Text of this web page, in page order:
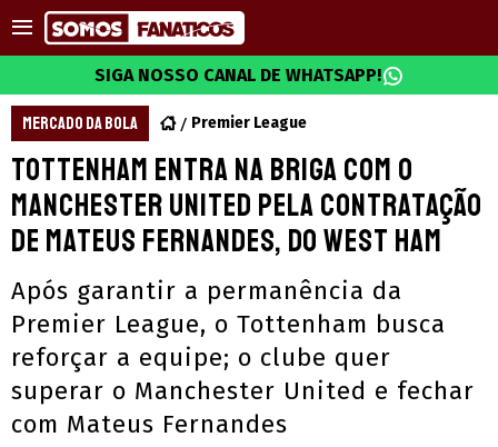
SIGA NOSSO CANAL DE WHATSAPP!
MERCADO DA BOLA Premier League
Tottenham entra na briga com o
Manchester United pela contratação
de Mateus Fernandes, do West Ham
Após garantir a permanência da
Premier League, o Tottenham busca
reforçar a equipe; o clube quer
superar o Manchester United e fechar
com Mateus Fernandes